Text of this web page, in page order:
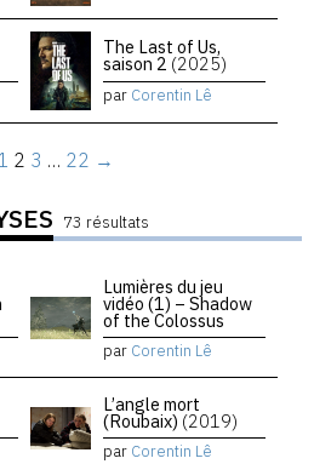
The Last of Us,
saison 2 (2025)
par Corentin Lê
2 3 … 22 →
73 résultats
Lumières du jeu
vidéo (1) – Shadow
of the Colossus
par Corentin Lê
L’angle mort
(Roubaix) (2019)
par Corentin Lê